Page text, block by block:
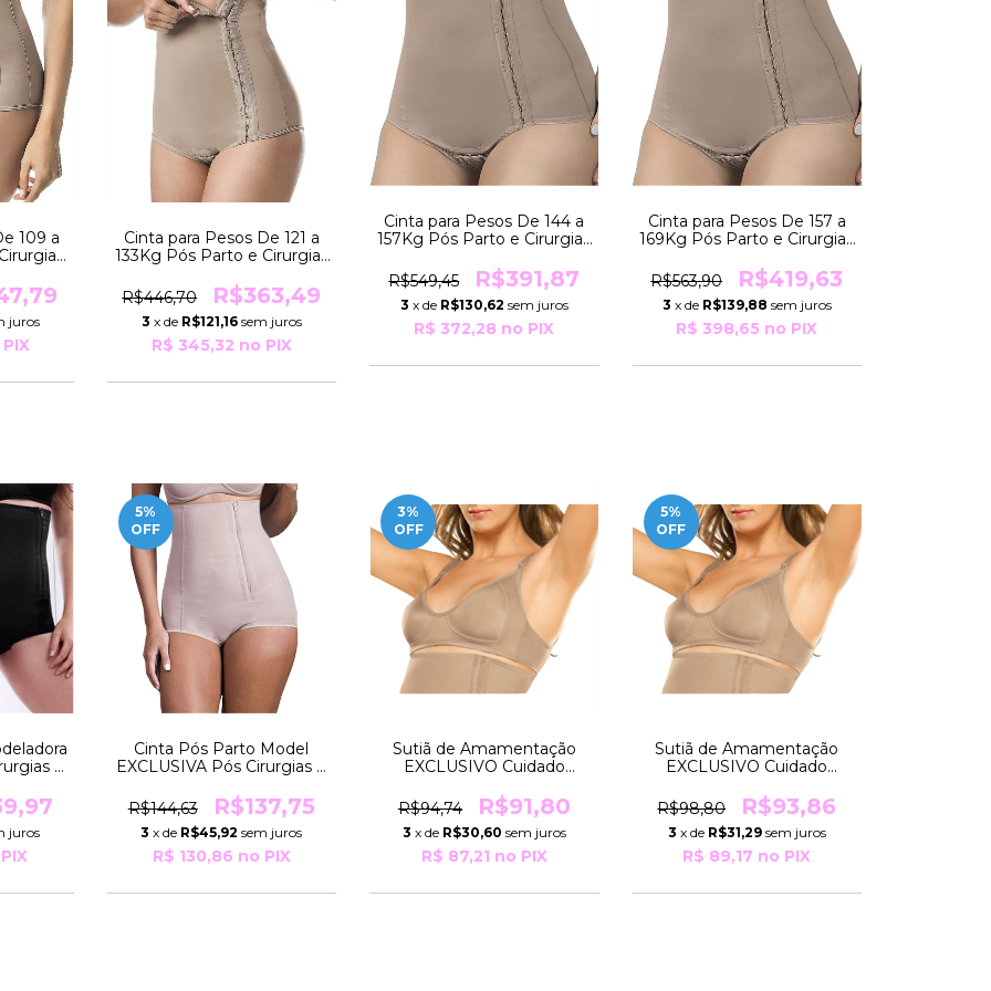
109 a
juros
Cinta para Pesos De 121 a
133Kg Pós Parto e Cirurgias
R3029 Yoga
R$446,70 R$363,49
3 x de R$121,16 sem juros
R$ 345,32 no PIX
Cinta para Pesos De 144 a
157Kg Pós Parto e Cirurgias
R3029 Yoga
R$549,45 R$391,87
3 x de R$130,62 sem juros
R$ 372,28 no PIX
Cinta para Pesos De 157 a
169Kg Pós Parto e Cirurgias
R3029 Yoga
R$563,90 R$419,63
3 x de R$139,88 sem juros
R$ 398,65 no PIX
e
89 a
juros
5%
OFF
Cinta Pós Parto Model
EXCLUSIVA Pós Cirurgias e
ESPECIAL Pesos de 89 a
99Kg R41618 Mylady
R$144,63 R$137,75
3 x de R$45,92 sem juros
R$ 130,86 no PIX
3%
OFF
Sutiã de Amamentação
EXCLUSIVO Cuidado
ESPECIAL Núm 52 R6012
Moderna Lingerie
R$94,74 R$91,80
3 x de R$30,60 sem juros
R$ 87,21 no PIX
5%
OFF
Sutiã de Amamentação
EXCLUSIVO Cuidado
ESPECIAL Núm 54 R6012
Moderna Lingerie
R$98,80 R$93,86
3 x de R$31,29 sem juros
R$ 89,17 no PIX